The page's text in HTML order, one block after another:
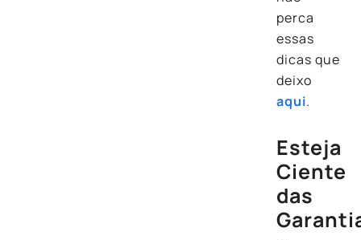
perca
essas
dicas que
deixo
aqui.
Esteja
Ciente
das